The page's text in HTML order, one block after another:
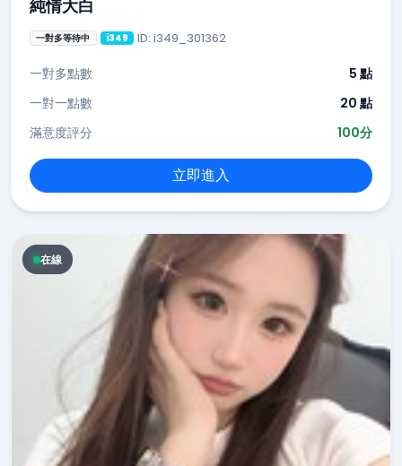
純情大白
一對多等待中 i349 ID: i349_301362
一對多點數
5 點
一對一點數
20 點
滿意度評分
100分
立即進入
在線